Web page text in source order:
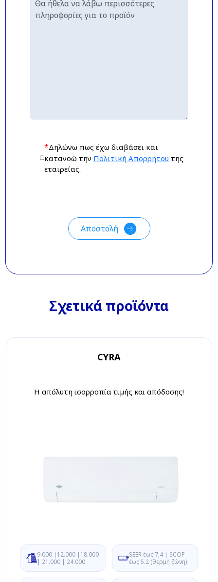
*Δηλώνω πως έχω διαβάσει και
κατανοώ την Πολιτική Απορρήτου της
εταιρείας.
Σχετικά προϊόντα
CYRA
Η απόλυτη ισορροπία τιμής και απόδοσης!
9.000 |12.000 |18.000
| 21.000 | 24.000
SEER έως 7,4 | SCOP
έως 5.2 (θερμή ζώνη)